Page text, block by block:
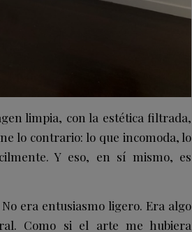
limpia, con la estética filtrada,
lo contrario: lo que incomoda, lo
Y eso, en sí mismo, es
era entusiasmo ligero. Era algo
Como si el arte me hubiera